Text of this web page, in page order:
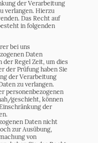
der Verarbeitung
verlangen. Hierzu
Das Recht auf
in folgenden
bei uns
Daten
Regel Zeit, um dies
der Prüfung haben Sie
der Verarbeitung
zu verlangen.
personenbezogenen
geschieht, können
der
Daten nicht
zur Ausübung,
von